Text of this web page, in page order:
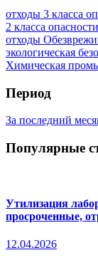
отходы 3 класса
2 класса опасности
отходы
экологическая
Химическая
Период
За последний
Популярные
Утилизация
просроченные,
12.04.2026